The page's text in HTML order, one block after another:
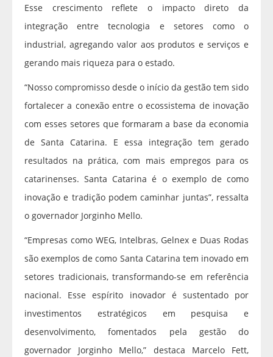
Esse crescimento reflete o impacto direto da
integração entre tecnologia e setores como o
industrial, agregando valor aos produtos e serviços e
gerando mais riqueza para o estado.
“Nosso compromisso desde o início da gestão tem sido
fortalecer a conexão entre o ecossistema de inovação
com esses setores que formaram a base da economia
de Santa Catarina. E essa integração tem gerado
resultados na prática, com mais empregos para os
catarinenses. Santa Catarina é o exemplo de como
inovação e tradição podem caminhar juntas”, ressalta
o governador Jorginho Mello.
“Empresas como WEG, Intelbras, Gelnex e Duas Rodas
são exemplos de como Santa Catarina tem inovado em
setores tradicionais, transformando-se em referência
nacional. Esse espírito inovador é sustentado por
investimentos estratégicos em pesquisa e
desenvolvimento, fomentados pela gestão do
governador Jorginho Mello,” destaca Marcelo Fett,